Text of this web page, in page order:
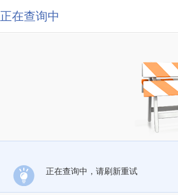
正在查询中
正在查询中，请刷新重试